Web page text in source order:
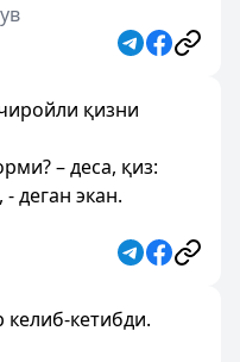
қизни
– деса, қиз:
деган экан.
кетибди.